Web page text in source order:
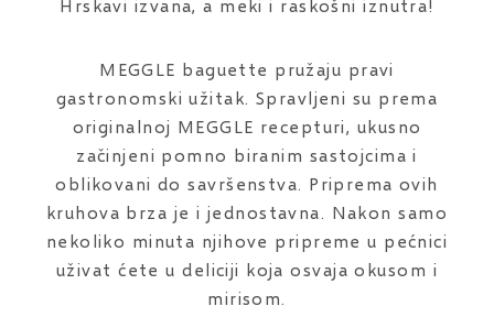
Hrskavi izvana, a meki i raskošni iznutra!
MEGGLE baguette pružaju pravi
gastronomski užitak. Spravljeni su prema
originalnoj MEGGLE recepturi, ukusno
začinjeni pomno biranim sastojcima i
oblikovani do savršenstva. Priprema ovih
kruhova brza je i jednostavna. Nakon samo
nekoliko minuta njihove pripreme u pećnici
uživat ćete u deliciji koja osvaja okusom i
mirisom.